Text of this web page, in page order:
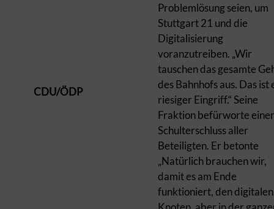
CDU/ÖDP
Problemlösung seien, um
Stuttgart 21 und die
Digitalisierung
voranzutreiben. „Wir
tauschen das gesamte
des Bahnhofs aus. Das ist
riesiger Eingriff.“ Seine
Fraktion befürworte
Schulterschluss aller
Beteiligten. Er betonte
„Natürlich brauchen wir,
damit es am Ende
funktioniert, den digitalen